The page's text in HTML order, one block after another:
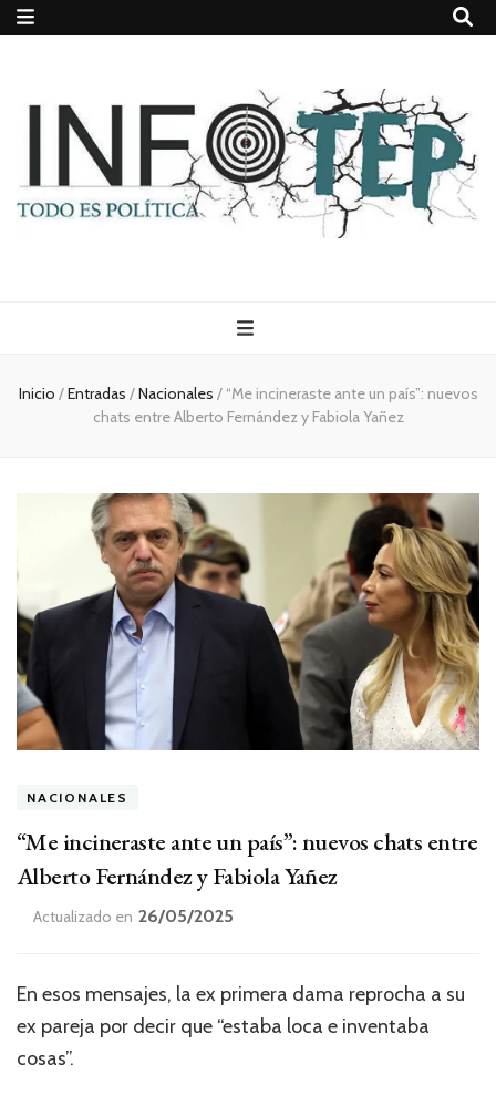
Todo es
(rosca)
política
Inicio /Entradas /Nacionales / “Me incineraste ante un país”: nuevos
chats entre Alberto Fernández y Fabiola Yañez
NACIONALES
“Me incineraste ante un país”: nuevos chats entre
Alberto Fernández y Fabiola Yañez
Actualizado en 26/05/2025
En esos mensajes, la ex primera dama reprocha a su
ex pareja por decir que “estaba loca e inventaba
cosas”.